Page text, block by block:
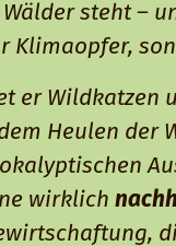
steht –
Klimaopfer,
er Wildkatzen
Heulen der
wirklich